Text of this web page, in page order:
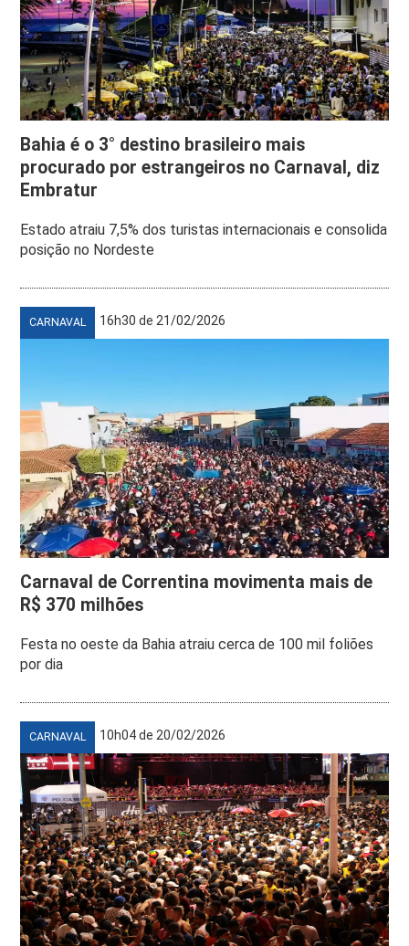
Bahia é o 3° destino brasileiro mais
procurado por estrangeiros no Carnaval, diz
Embratur
Estado atraiu 7,5% dos turistas internacionais e consolida
posição no Nordeste
CARNAVAL 16h30 de 21/02/2026
Carnaval de Correntina movimenta mais de
R$ 370 milhões
Festa no oeste da Bahia atraiu cerca de 100 mil foliões
por dia
CARNAVAL 10h04 de 20/02/2026